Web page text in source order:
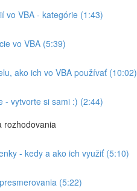
vo VBA - kategórie (1:43)
vo VBA (5:39)
ako ich vo VBA používať (10:02)
- vytvorte si sami :) (2:44)
rozhodovania
- kedy a ako ich využiť (5:10)
(5:22)